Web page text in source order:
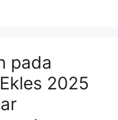
pada
2025